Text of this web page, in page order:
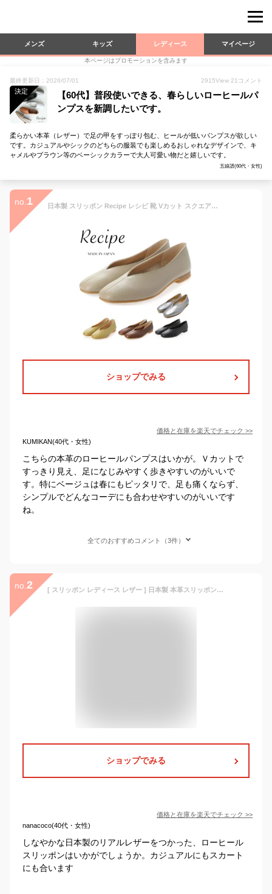
メンズ キッズ レディース マイページ
本ページはプロモーションを含みます
最終更新日：2026/07/01 2915View 21 コメント
決定
【60代】普段使いできる、春らしいローヒールパ
ンプスを新調したいです。
柔らかい本革（レザー）で足の甲をすっぽり包む、ヒールが低いパンプスが欲しい
です。カジュアルやシックのどちらの服装でも楽しめるおしゃれなデザインで、キ
ャメルやブラウン等のベーシックカラーで大人可愛い物だと嬉しいです。
五線譜(60代・女性)
no. 1 日本製 スリッポン Recipe レシピ 靴 Vカット スクエアトゥパンプス RP-267 本革 レザー ローヒール パンプス フラット レディース 歩きやすい 痛くない ブラック 黒【あす楽対応】
ショップでみる
価格と在庫を楽天でチェック >>
KUMIKAN(40代・女性)
こちらの本革のローヒールパンプスはいかが。Ｖカットで
すっきり見え、足になじみやすく歩きやすいのがいいで
す。特にベージュは春にもピッタリで、足も痛くならず、
シンプルでどんなコーデにも合わせやすいのがいいです
ね。
全てのおすすめコメント（3件）
no. 2 [ スリッポン レディース レザー ] 日本製 本革スリッポン しなやかで 柔らかい 本革の Lカット スリッポン Recipe RP-204 40代 50代 60代 フォーマル 靴 痛くない パンプス ぺたんこ靴 レシピ 外反母趾 モートン 2E レシピ靴
ショップでみる
価格と在庫を楽天でチェック >>
nanacoco(40代・女性)
しなやかな日本製のリアルレザーをつかった、ローヒール
スリッポンはいかがでしょうか。カジュアルにもスカート
にも合います